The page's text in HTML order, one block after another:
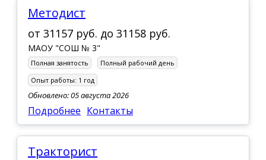
Методист
от 31157 руб. до 31158 руб.
МАОУ "СОШ № 3"
Полная занятость
Полный рабочий день
Опыт работы: 1 год
Обновлено: 05 августа 2026
Подробнее Контакты
Тракторист